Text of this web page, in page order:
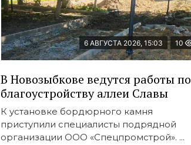
6 АВГУСТА 2026, 15:03 10
В Новозыбкове ведутся работы по
благоустройству аллеи Славы
К установке бордюрного камня
приступили специалисты подрядной
организации ООО «Спецпромстрой». ...